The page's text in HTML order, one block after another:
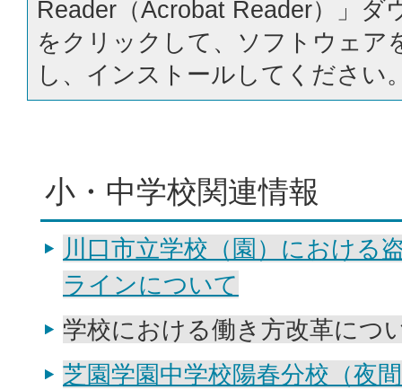
Reader（Acrobat Reader）」ダ
をクリックして、ソフトウェア
し、インストールしてください
小・中学校関連情報
川口市立学校（園）における
ラインについて
学校における働き方改革につ
芝園学園中学校陽春分校（夜